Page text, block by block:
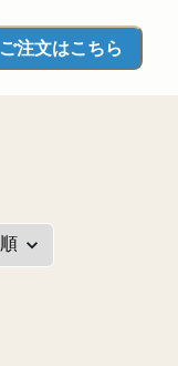
ご注文はこちら